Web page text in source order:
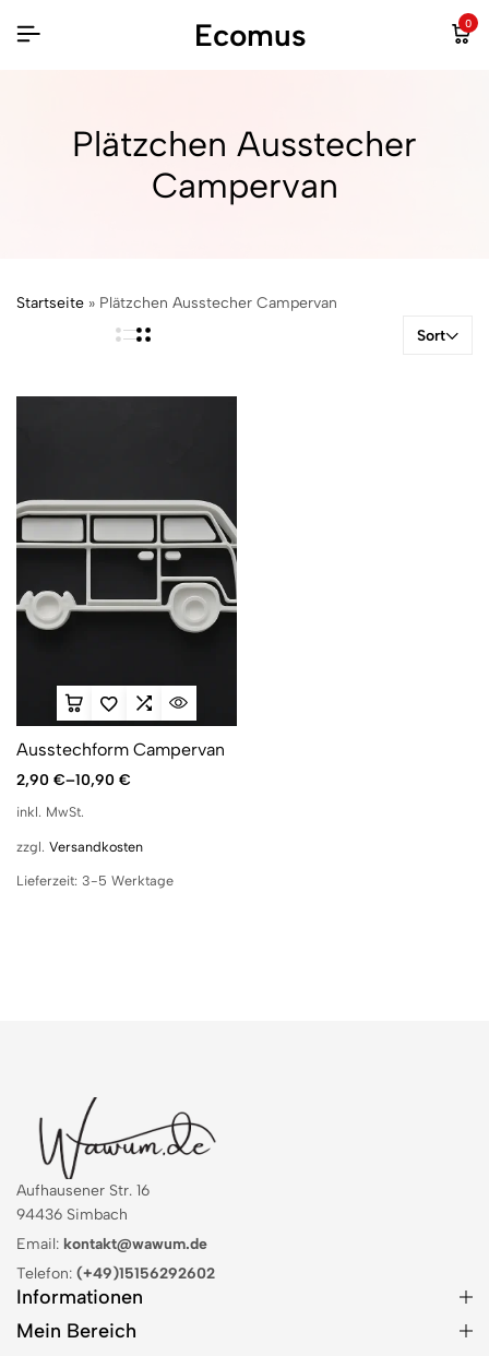
Ecomus 0
Plätzchen Ausstecher
Campervan
Startseite » Plätzchen Ausstecher Campervan
Sort
Ausstechform Campervan
2,90 €–10,90 €
inkl. MwSt.
zzgl. Versandkosten
Lieferzeit: 3-5 Werktage
Aufhausener Str. 16
94436 Simbach
Email: kontakt@wawum.de
Telefon: (+49)15156292602
Informationen
Mein Bereich